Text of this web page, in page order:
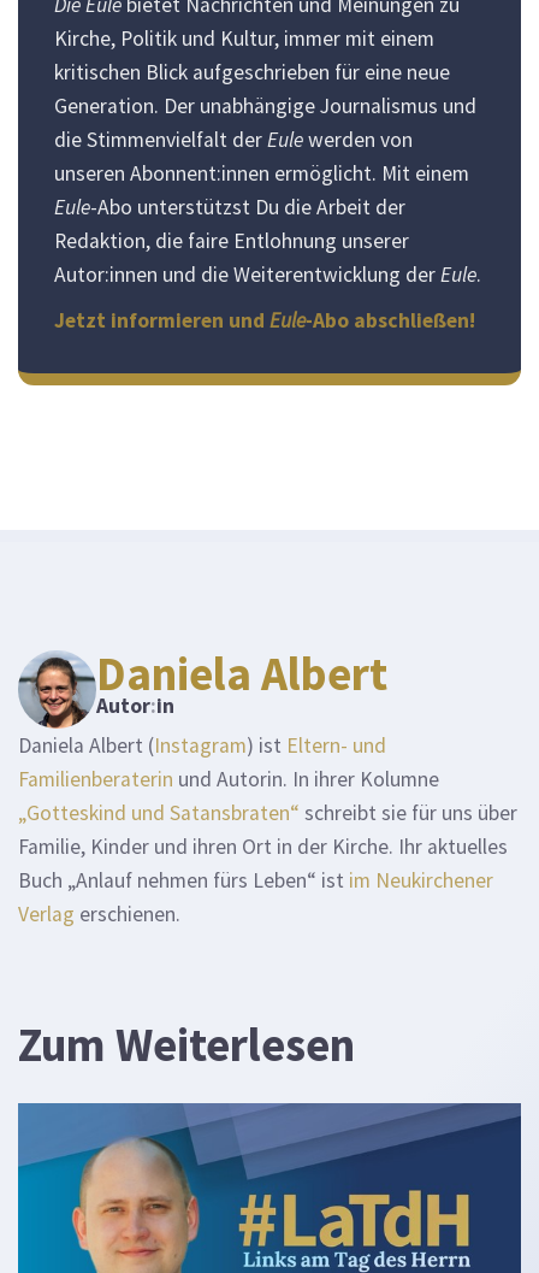
Kirche, Politik und Kultur, immer mit einem
kritischen Blick aufgeschrieben für eine neue
Generation. Der unabhängige Journalismus und
die Stimmenvielfalt derEulewerden von
unseren Abonnent:innen ermöglicht. Mit einem
Eule-Abo unterstützst Du die Arbeit der
Redaktion, die faire Entlohnung unserer
Autor:innen und die Weiterentwicklung derEule.
Jetzt informieren und Eule-Abo abschließen!
Daniela Albert
Autor:in
Daniela Albert (Instagram) ist Eltern- und
Familienberaterin und Autorin. In ihrer Kolumne
„Gotteskind und Satansbraten“ schreibt sie für uns über
Familie, Kinder und ihren Ort in der Kirche. Ihr aktuelles
Buch „Anlauf nehmen fürs Leben“ ist im Neukirchener
Verlag erschienen.
Zum Weiterlesen